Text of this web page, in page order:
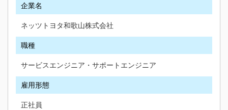
企業名
ネッツトヨタ和歌山株式会社
職種
サービスエンジニア・サポートエンジニア
雇用形態
正社員